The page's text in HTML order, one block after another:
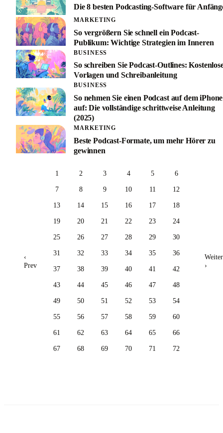
Die 8 besten Podcasting-Software für
MARKETING
So vergrößern Sie schnell ein Podcast-
Publikum: Wichtige Strategien im Inneren
BUSINESS
So schreiben Sie Podcast-Outlines:
Vorlagen und Schreibanleitung
BUSINESS
So nehmen Sie einen Podcast auf dem iPhone
auf: Die vollständige schrittweise Anleitung
(2025)
MARKETING
Beste Podcast-Formate, um mehr Hörer zu
gewinnen
‹
Prev
1 2 3 4 5 6
7 8 9 10 11 12
13 14 15 16 17 18
19 20 21 22 23 24
25 26 27 28 29 30
31 32 33 34 35 36
37 38 39 40 41 42
43 44 45 46 47 48
49 50 51 52 53 54
55 56 57 58 59 60
61 62 63 64 65 66
67 68 69 70 71 72
Weiter
›